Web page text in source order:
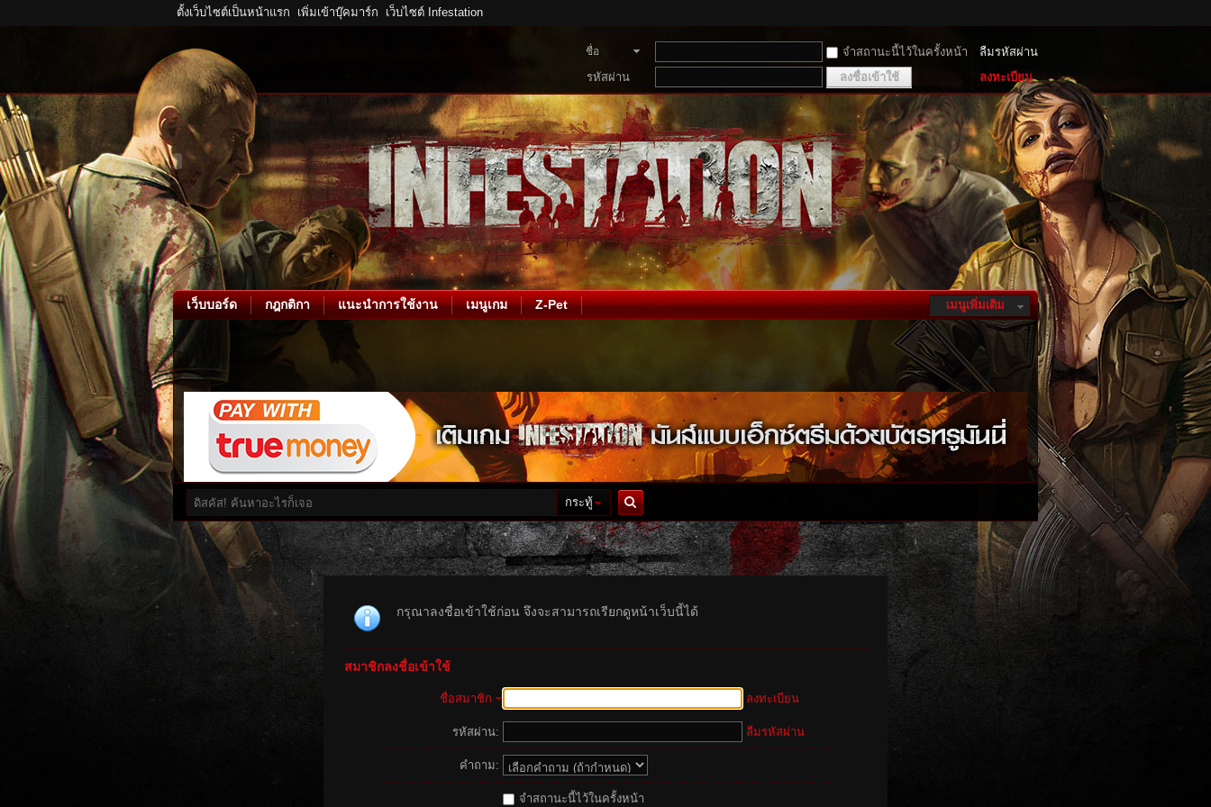
ตั้งเว็บไซต์เป็นหน้าแรก เพิ่มเข้าบุ๊คมาร์ก เว็บไซต์ Infestation
ชื่อ
สมาชิก
จำสถานะนี้ไว้ในครั้งหน้า
ลืมรหัสผ่าน
รหัสผ่าน
ลงชื่อเข้าใช้ ลงทะเบียน
เมนูเพิ่มเติม
เว็บบอร์ด กฎกติกา แนะนำการใช้งาน เมนูเกม Z-Pet
กระทู้
ค้นหา
กรุณาลงชื่อเข้าใช้ก่อน จึงจะสามารถเรียกดูหน้าเว็บนี้ได้
สมาชิกลงชื่อเข้าใช้
ชื่อสมาชิก ลงทะเบียน
รหัสผ่าน: ลืมรหัสผ่าน
คำถาม:
จำสถานะนี้ไว้ในครั้งหน้า